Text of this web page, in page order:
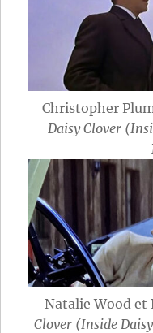
Christopher
Daisy Clover
Natalie Wood et
Clover (Inside